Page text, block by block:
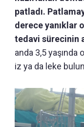
patladı.
derece yanıklar
tedavi sürecinin
anda 3,5
iz ya da leke